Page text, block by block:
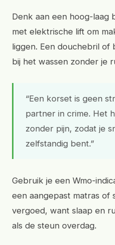
Denk aan een hoog-laag
met elektrische lift om
liggen. Een douchebril
bij het wassen zonder je
“Een korset is geen
partner in crime. Het
zonder pijn, zodat je
zelfstandig bent.”
Gebruik je een Wmo-
een aangepast matras
vergoed, want slaap en
als de steun overdag.